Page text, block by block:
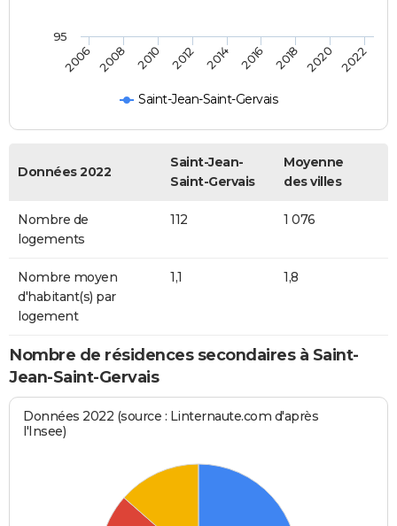
Saint-Jean-Saint-Gervais
2006 2008 2010 2012 2014 2016 2018 2020 2022
95
Données 2022
Saint-Jean-
Saint-Gervais
Moyenne
des villes
Nombre de
logements
112 1 076
Nombre moyen
d'habitant(s) par
logement
1,1 1,8
Nombre de résidences secondaires à Saint-
Jean-Saint-Gervais
Données 2022 (source : Linternaute.com d'après
l'Insee)